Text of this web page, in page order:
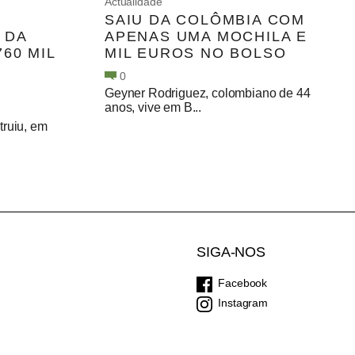
DA
MIL
em
SAIU DA COLÔMBIA COM
APENAS UMA MOCHILA E
MIL EUROS NO BOLSO
0
Geyner Rodriguez, colombiano de 44
anos, vive em B...
SIGA-NOS
Facebook
Instagram